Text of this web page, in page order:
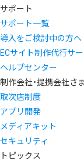
サポート
サポート一覧
導入をご検討中の方へ
ECサイト制作代行サ
ヘルプセンター
制作会社・提携会社さ
取次店制度
アプリ開発
メディアキット
セキュリティ
トピックス